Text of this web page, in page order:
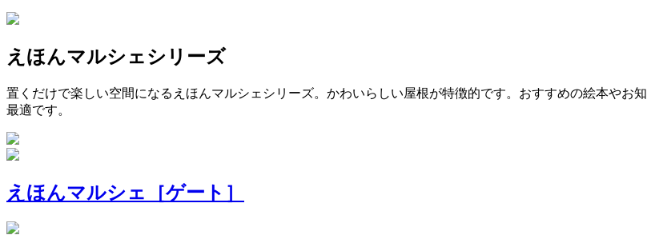
えほんマルシェシリーズ
置くだけで楽しい空間になるえほんマルシェシリーズ。かわいらしい屋根が特徴的です。おすすめの絵本やお
最適です。
えほんマルシェ［ゲート］